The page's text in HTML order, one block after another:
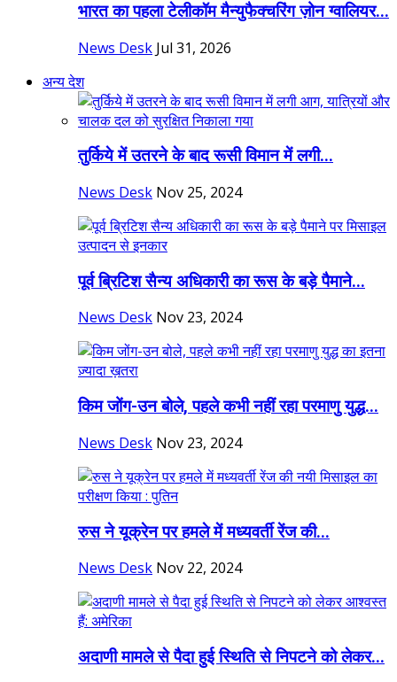
भारत का पहला टेलीकॉम मैन्युफैक्चरिंग ज़ोन ग्वालियर...
News Desk Jul 31, 2026
अन्य देश
तुर्किये में उतरने के बाद रूसी विमान में लगी...
News Desk Nov 25, 2024
पूर्व ब्रिटिश सैन्य अधिकारी का रूस के बड़े पैमाने...
News Desk Nov 23, 2024
किम जोंग-उन बोले, पहले कभी नहीं रहा परमाणु युद्ध...
News Desk Nov 23, 2024
रुस ने यूक्रेन पर हमले में मध्यवर्ती रेंज की...
News Desk Nov 22, 2024
अदाणी मामले से पैदा हुई स्थिति से निपटने को लेकर...